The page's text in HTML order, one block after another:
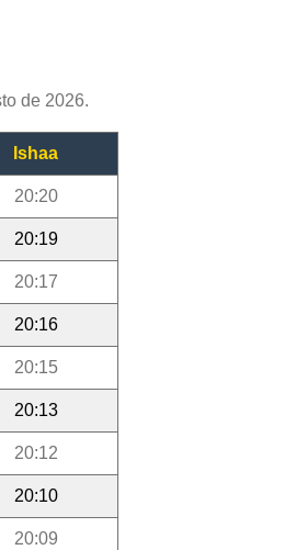
de 2026.
Ishaa
20:20
20:19
20:17
20:16
20:15
20:13
20:12
20:10
20:09